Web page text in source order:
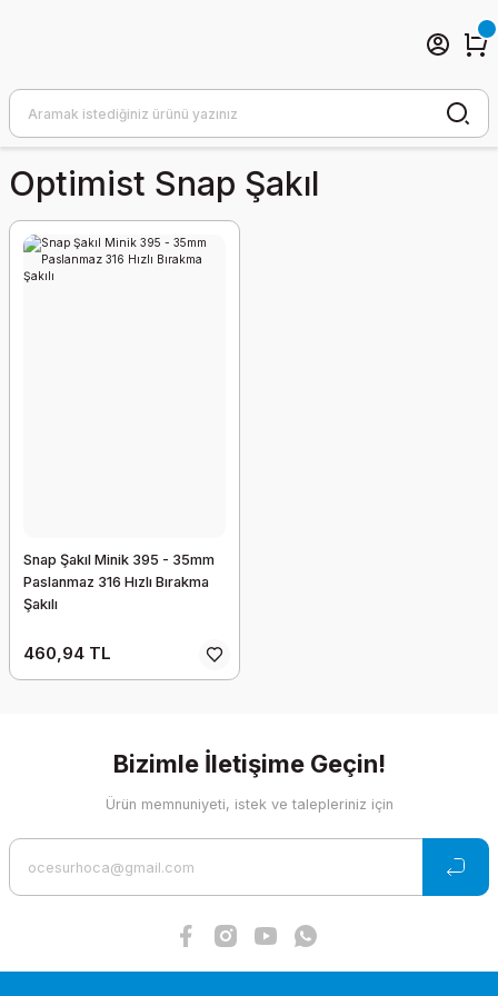
Optimist Snap Şakıl
Snap Şakıl Minik 395 - 35mm
Paslanmaz 316 Hızlı Bırakma
Şakılı
460,94 TL
Bizimle İletişime Geçin!
Ürün memnuniyeti, istek ve talepleriniz için